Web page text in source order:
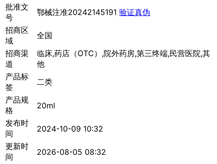
批准文
号
鄂械注准20242145191 验证真伪
招商区
域
全国
招商渠
道
临床,药店（OTC）,院外药房,第三终端,民营医院,其
他
产品标
签
二类
产品规
格
20ml
发布时
间
2024-10-09 10:32
更新时
间
2026-08-05 08:32